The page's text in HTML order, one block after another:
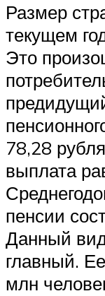
Размер
текущем
Это
78,28
выплата
пенсии
Данный
главный.
млн